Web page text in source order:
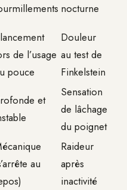
nocturne
de l’usage
pouce
Douleur
au test de
Finkelstein
et
Sensation
de lâchage
du poignet
au
Raideur
après
inactivité